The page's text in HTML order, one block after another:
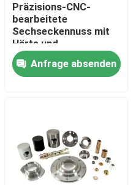
Präzisions-CNC-
bearbeitete
Sechseckennuss mit
Härte und
Langlebigkeit
Anfrage absenden